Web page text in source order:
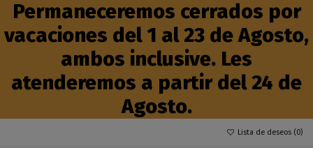
Permaneceremos cerrados por
vacaciones del 1 al 23 de Agosto,
ambos inclusive. Les
atenderemos a partir del 24 de
Agosto.
Lista de deseos (0)